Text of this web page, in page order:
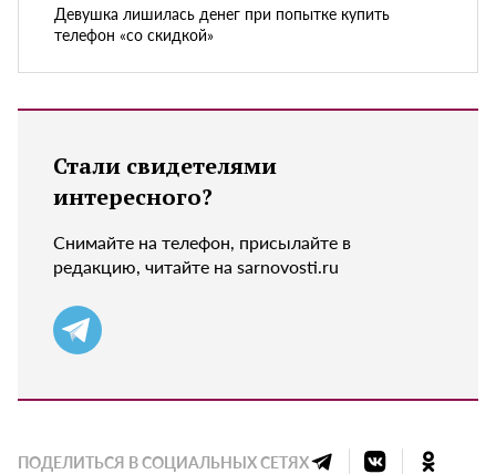
Девушка лишилась денег при попытке купить
телефон «со скидкой»
Стали свидетелями
интересного?
Снимайте на телефон, присылайте в
редакцию, читайте на sarnovosti.ru
ПОДЕЛИТЬСЯ В СОЦИАЛЬНЫХ СЕТЯХ